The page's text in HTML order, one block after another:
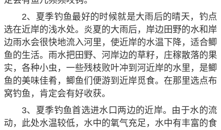
2、夏季钓鱼最好的时候就是大雨后的晴天，钓点
选在近岸的浅水处。炎夏的大雨后，岸边田野的水和岸
边雨水会很快地流入河里，使近岸的水温下降，适合鲫
鱼的生活。雨水把田野、河岸边的草籽，庄稼散落的果
实，各种小虫，一些残枝败叶冲到河近岸的水里，是鲫
鱼的美味佳肴，鲫鱼们便游到近岸觅食。在那里选点布
窝钓鱼，肯定会有好收获。
3、夏季钓鱼首选进水口两边的近岸。由于水的流
动，此处水温较低，水中的氧气充足，水中有丰富的食